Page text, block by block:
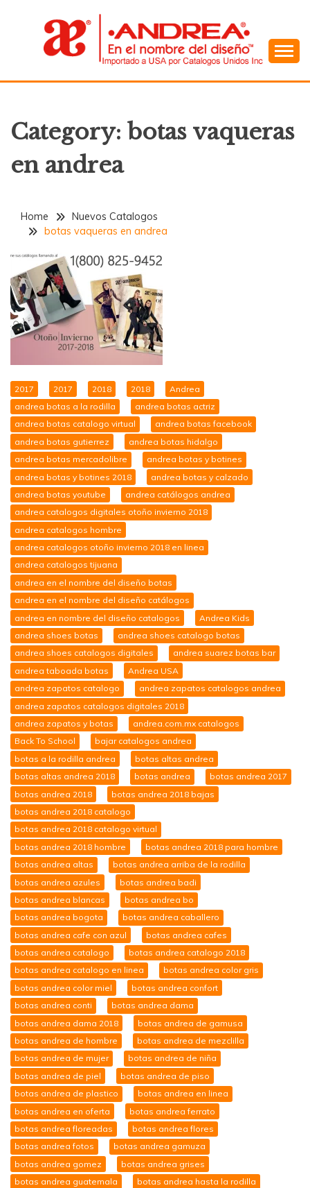
ANDREA
Category: botas vaqueras
en andrea
Home
Nuevos Catalogos
botas vaqueras en andrea
2017 2017 2018 2018
Andrea
andrea botas a la rodilla
andrea botas actriz
andrea botas catalogo virtual
andrea botas facebook
andrea botas gutierrez
andrea botas hidalgo
andrea botas mercadolibre
andrea botas y botines
andrea botas y botines 2018
andrea botas y calzado
andrea botas youtube
andrea catálogos andrea
andrea catalogos digitales otoño invierno 2018
andrea catalogos hombre
andrea catalogos otoño invierno 2018 en linea
andrea catalogos tijuana
andrea en el nombre del diseño botas
andrea en el nombre del diseño catálogos
andrea en nombre del diseño catalogos
Andrea Kids
andrea shoes botas
andrea shoes catalogo botas
andrea shoes catalogos digitales
andrea suarez botas bar
andrea taboada botas
Andrea USA
andrea zapatos catalogo
andrea zapatos catalogos andrea
andrea zapatos catalogos digitales 2018
andrea zapatos y botas
andrea.com.mx catalogos
Back To School
bajar catalogos andrea
botas a la rodilla andrea
botas altas andrea
botas altas andrea 2018
botas andrea
botas andrea 2017
botas andrea 2018
botas andrea 2018 bajas
botas andrea 2018 catalogo
botas andrea 2018 catalogo virtual
botas andrea 2018 hombre
botas andrea 2018 para hombre
botas andrea altas
botas andrea arriba de la rodilla
botas andrea azules
botas andrea badi
botas andrea blancas
botas andrea bo
botas andrea bogota
botas andrea caballero
botas andrea cafe con azul
botas andrea cafes
botas andrea catalogo
botas andrea catalogo 2018
botas andrea catalogo en linea
botas andrea color gris
botas andrea color miel
botas andrea confort
botas andrea conti
botas andrea dama
botas andrea dama 2018
botas andrea de gamusa
botas andrea de hombre
botas andrea de mezclilla
botas andrea de mujer
botas andrea de niña
botas andrea de piel
botas andrea de piso
botas andrea de plastico
botas andrea en linea
botas andrea en oferta
botas andrea ferrato
botas andrea floreadas
botas andrea flores
botas andrea fotos
botas andrea gamuza
botas andrea gomez
botas andrea grises
botas andrea guatemala
botas andrea hasta la rodilla